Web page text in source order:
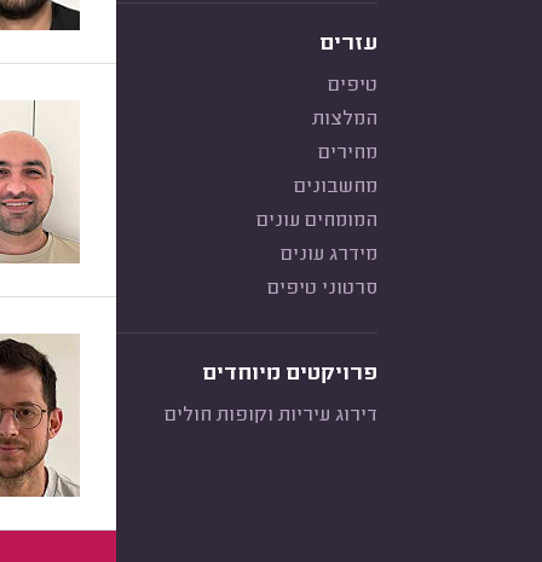
עזרים
טיפים
המלצות
מחירים
מחשבונים
המומחים עונים
מידרג עונים
סרטוני טיפים
פרויקטים מיוחדים
דירוג עיריות וקופות חולים